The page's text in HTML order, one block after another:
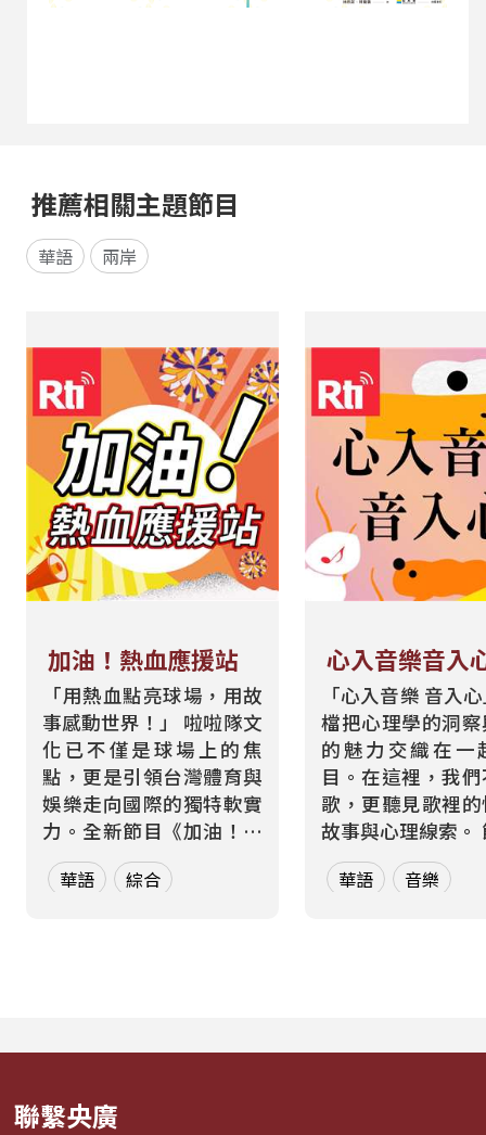
推薦相關主題節目
華語 兩岸
加油！熱血應援站
「用熱血點亮球場，用故
事感動世界！」 啦啦隊文
化已不僅是球場上的焦
點，更是引領台灣體育與
娛樂走向國際的獨特軟實
力。全新節目《加油！熱
血應援站》，由香港藝人
張啟樂與影視運動產業專
啦啦隊...
華語 綜合
心入音樂音入
「心入音樂 音入
檔把心理學的洞
的魅力交織在一
目。在這裡，我
歌，更聽見歌裡
故事與心理線索。 節目從
心理學的角度出
聽眾探索音樂如
舞、想流淚...
華語 音樂
聯繫央廣